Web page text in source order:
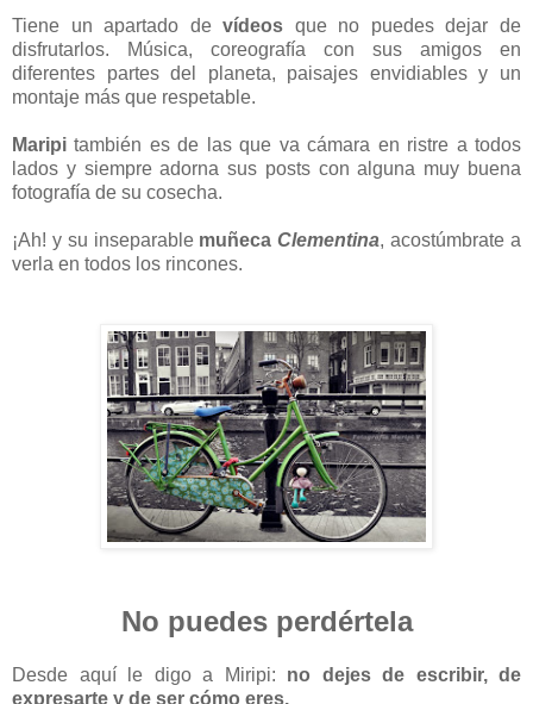
Tiene un apartado devídeos que no puedes dejar de
disfrutarlos. Música, coreografía con sus amigos en
diferentes partes del planeta, paisajes envidiables y un
montaje más que respetable.
Maripi también es de las que va cámara en ristre a todos
lados y siempre adorna sus posts con alguna muy buena
fotografía de su cosecha.
¡Ah! y su inseparable muñecaClementina, acostúmbrate a
verla en todos los rincones.
No puedes perdértela
Desde aquí le digo a Miripi: no dejes de escribir, de
expresarte y de ser cómo eres.